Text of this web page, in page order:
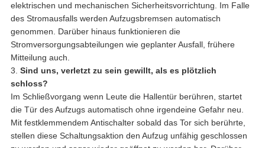
elektrischen und mechanischen Sicherheitsvorrichtung. Im Falle
des Stromausfalls werden Aufzugsbremsen automatisch
genommen. Darüber hinaus funktionieren die
Stromversorgungsabteilungen wie geplanter Ausfall, frühere
Mitteilung auch.
3. Sind uns, verletzt zu sein gewillt, als es plötzlich
schloss?
Im Schließvorgang wenn Leute die Hallentür berühren, startet
die Tür des Aufzugs automatisch ohne irgendeine Gefahr neu.
Mit festklemmendem Antischalter sobald das Tor sich berührte,
stellen diese Schaltungsaktion den Aufzug unfähig geschlossen